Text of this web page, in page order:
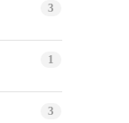
3
1
3